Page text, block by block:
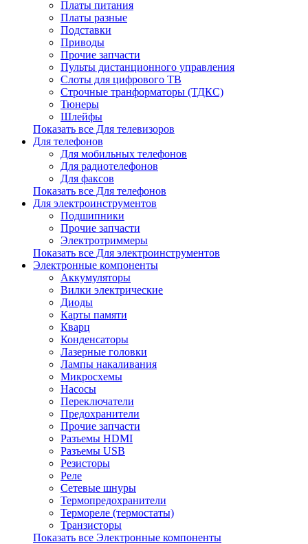
Платы питания
Платы разные
Подставки
Приводы
Прочие запчасти
Пульты дистанционного управления
Слоты для цифрового ТВ
Строчные транформаторы (ТДКС)
Тюнеры
Шлейфы
Показать все Для телевизоров
Для телефонов
Для мобильных телефонов
Для радиотелефонов
Для факсов
Показать все Для телефонов
Для электроинструментов
Подшипники
Прочие запчасти
Электротриммеры
Показать все Для электроинструментов
Электронные компоненты
Аккумуляторы
Вилки электрические
Диоды
Карты памяти
Кварц
Конденсаторы
Лазерные головки
Лампы накаливания
Микросхемы
Насосы
Переключатели
Предохранители
Прочие запчасти
Разъемы HDMI
Разъемы USB
Резисторы
Реле
Сетевые шнуры
Термопредохранители
Термореле (термостаты)
Транзисторы
Показать все Электронные компоненты